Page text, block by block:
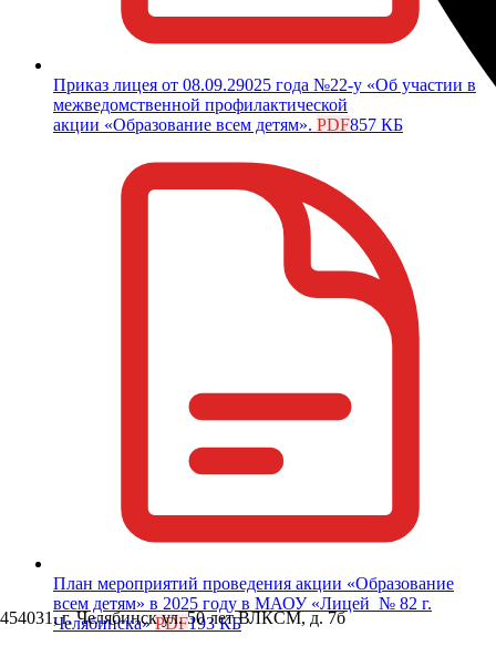
454031, г. Челябинск ул. 50 лет ВЛКСМ, д. 7б
Приказ лицея от 08.09.29025 года №22-у «Об участии в
межведомственной профилактической
акции «Образование всем детям». PDF857 КБ
План мероприятий проведения акции «Образование
всем детям» в 2025 году в МАОУ «Лицей № 82 г.
Челябинска» PDF193 КБ